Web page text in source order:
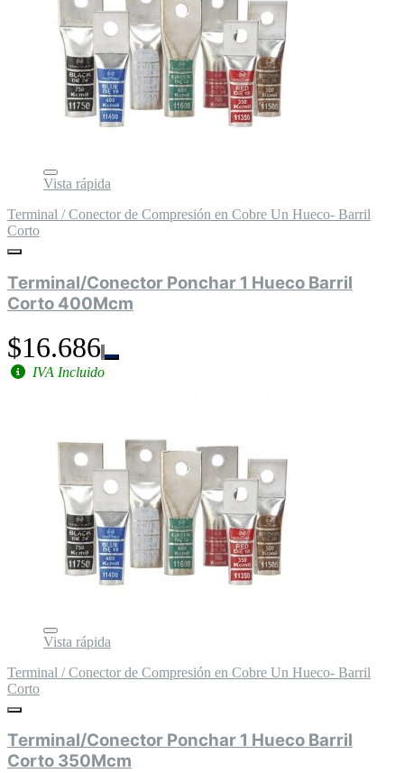
Vista rápida
Terminal / Conector de Compresión en Cobre Un Hueco- Barril
Corto
Terminal/Conector Ponchar 1 Hueco Barril
Corto 400Mcm
$16.686
IVA Incluido
Vista rápida
Terminal / Conector de Compresión en Cobre Un Hueco- Barril
Corto
Terminal/Conector Ponchar 1 Hueco Barril
Corto 350Mcm